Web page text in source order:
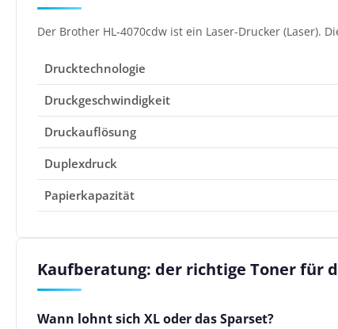
Der Brother HL-4070cdw ist ein Laser-Drucker (Laser).
Drucktechnologie
Druckgeschwindigkeit
Druckauflösung
Duplexdruck
Papierkapazität
Kaufberatung: der richtige Toner für
Wann lohnt sich XL oder das Sparset?